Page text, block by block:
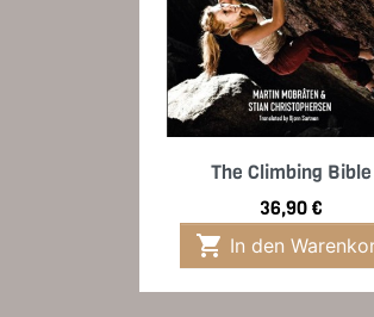
Vorschau
The Climbing Bible
Preis
36,90 €
 In den